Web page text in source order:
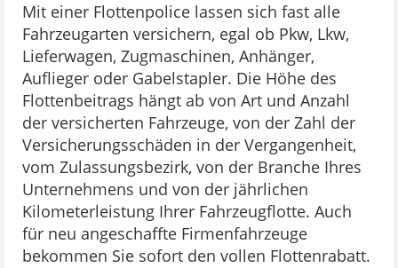
Mit einer Flottenpolice lassen sich fast alle
Fahrzeugarten versichern, egal ob Pkw, Lkw,
Lieferwagen, Zugmaschinen, Anhänger,
Auflieger oder Gabelstapler. Die Höhe des
Flottenbeitrags hängt ab von Art und Anzahl
der versicherten Fahrzeuge, von der Zahl der
Versicherungsschäden in der Vergangenheit,
vom Zulassungsbezirk, von der Branche Ihres
Unternehmens und von der jährlichen
Kilometerleistung Ihrer Fahrzeugflotte. Auch
für neu angeschaffte Firmenfahrzeuge
bekommen Sie sofort den vollen Flottenrabatt.